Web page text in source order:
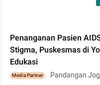
Penanganan Pasien
Stigma, Puskesmas di
Edukasi
Media Partner Pandangan